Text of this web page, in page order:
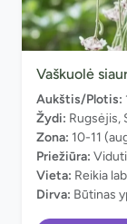
Vaškuolė
Aukštis/Plotis:
Žydi: Rugsėjis,
Zona: 10-11
Priežiūra:
Vieta: Reikia
Dirva: Būtinas